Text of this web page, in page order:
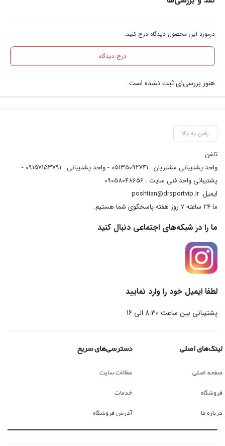
درمورد این محصول دیدگاه درج کنید.
درج دیدگاه
هنوز بررسی‌ای ثبت نشده است.
رفتن به بالا
تلفن
واحد پشتیبانی مشتریان : 05135092741 - واحد پشتیبانی : 09157153791 -
پشتیبانی واحد فنی سایت : 09058048656
ایمیلposhtian@drsportvip.ir
ما 24 ساعته 7 روز هفته پاسخگوی شما هستیم.
ما را در شبکه‌های اجتماعی دنبال کنید
لطفا ایمیل خود را وارد نمایید
پشتیبانی بین ساعت 8:30 الی 16
لینک‌های اصلی
صفحه اصلی
فروشگاه
درباره ما
دسترسی‌های سریع
مقالات سایت
خدمات
آدرس فروشگاه